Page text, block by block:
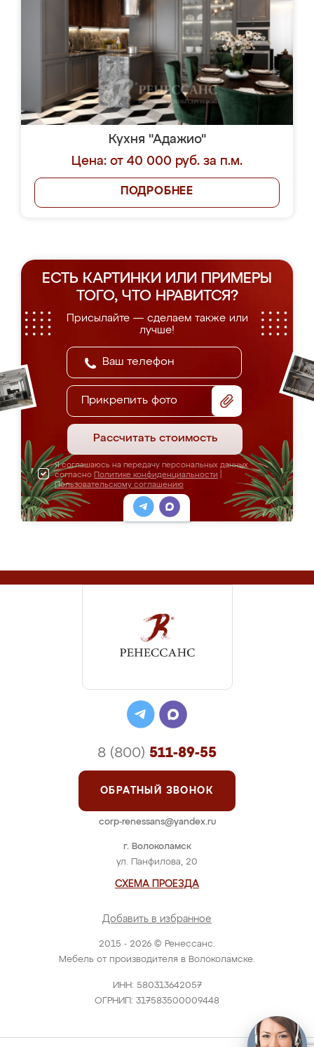
Кухня "Адажио"
Цена: от 40 000 руб. за п.м.
ПОДРОБНЕЕ
ЕСТЬ КАРТИНКИ ИЛИ ПРИМЕРЫ
ТОГО, ЧТО НРАВИТСЯ?
Присылайте — сделаем также или
лучше!
Прикрепить фото
Рассчитать стоимость
Я соглашаюсь на передачу персональных данных
согласно Политике конфиденциальности
Пользовательскому соглашению
2015 - 2026 © Ренессанс.
Мебель от производителя в Волоколамске.
ИНН: 580313642057
ОГРНИП: 317583500009448
г. Волоколамск
ул. Панфилова, 20
СХЕМА ПРОЕЗДА
Добавить в избранное
8 (800) 511-89-55
ОБРАТНЫЙ ЗВОНОК
corp-renessans@yandex.ru